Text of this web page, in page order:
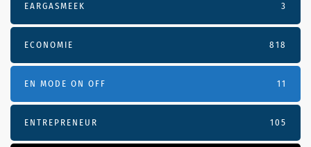
EARGASMEEK 3
ECONOMIE 818
EN MODE ON OFF 11
ENTREPRENEUR 105